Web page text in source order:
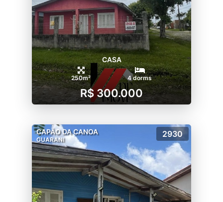
CASA
250m² 4 dorms
R$ 300.000
CAPÃO DA CANOA
GUARANI
2930